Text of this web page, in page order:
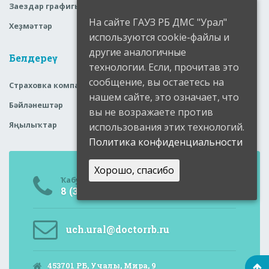
Заездар графигы
Хеҙмәттәр
Белдереү
Страховка компаниялары
Бәйләнештәр
Яңылыҡтар
Ҡабул итеү бүлмәһе
8 (34791) 6-05-99
uch.ural@doctorrb.ru
453701 РБ, Учалы, Мира, 9
На сайте ГАУЗ РБ ДМС "Урал"
используются cookie-файлы и
другие аналогичные
технологии. Если, прочитав это
сообщение, вы остаетесь на
нашем сайте, это означает, что
вы не возражаете против
использования этих технологий.
Политика конфиденциальности
Хорошо, спасибо